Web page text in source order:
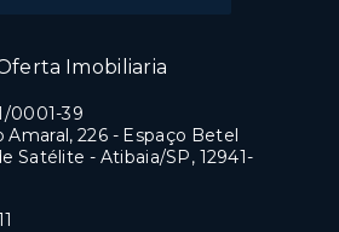
Imobiliaria
0001-39
Amaral, 226 - Espaço Betel
Satélite - Atibaia/SP, 12941-